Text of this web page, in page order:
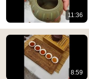
11:36
8:59